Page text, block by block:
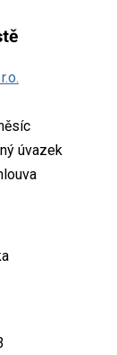
úvazek